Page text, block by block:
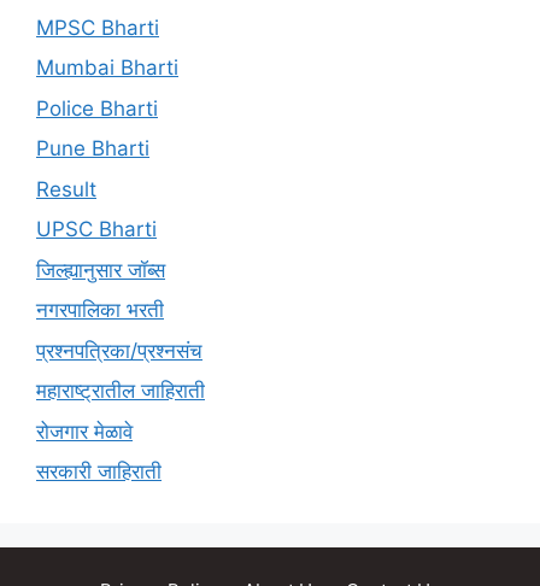
MPSC Bharti
Mumbai Bharti
Police Bharti
Pune Bharti
Result
UPSC Bharti
जिल्ह्यानुसार जॉब्स
नगरपालिका भरती
प्रश्नपत्रिका/प्रश्नसंच
महाराष्ट्रातील जाहिराती
रोजगार मेळावे
सरकारी जाहिराती